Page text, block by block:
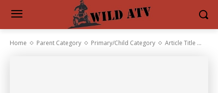
Home Parent Category Primary/Child Category Article Title ...